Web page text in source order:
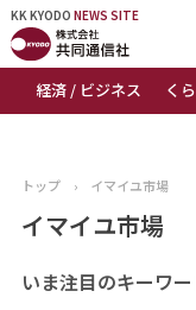
KK KYODO NEWS SITE
経済 / ビジネス く
KK KYODONEWS SITE
トップページ
ニュース
おすすめコンテンツ
トップ › イマイユ市場
イマイユ市場
いま注目のキーワ